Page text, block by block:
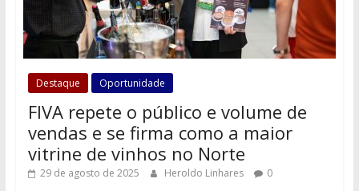
Destaque Oportunidade
FIVA repete o público e volume de
vendas e se firma como a maior
vitrine de vinhos no Norte
29 de agosto de 2025 Heroldo Linhares 0